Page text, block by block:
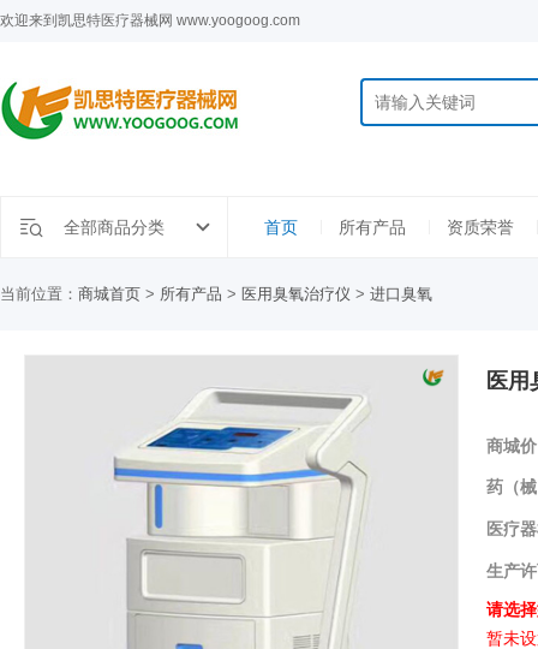
欢迎来到凯思特医疗器械网 www.yoogoog.com
全部商品分类 首页 所有产品 资质荣誉
当前位置： 商城首页 > 所有产品 > 医用臭氧治疗仪 > 进口臭氧
医
商城
药（
医疗
生产
请选
暂未